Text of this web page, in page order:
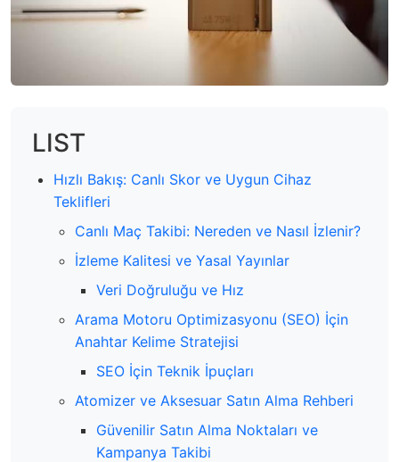
LIST
Hızlı Bakış: Canlı Skor ve Uygun Cihaz
Teklifleri
Canlı Maç Takibi: Nereden ve Nasıl İzlenir?
İzleme Kalitesi ve Yasal Yayınlar
Veri Doğruluğu ve Hız
Arama Motoru Optimizasyonu (SEO) İçin
Anahtar Kelime Stratejisi
SEO İçin Teknik İpuçları
Atomizer ve Aksesuar Satın Alma Rehberi
Güvenilir Satın Alma Noktaları ve
Kampanya Takibi